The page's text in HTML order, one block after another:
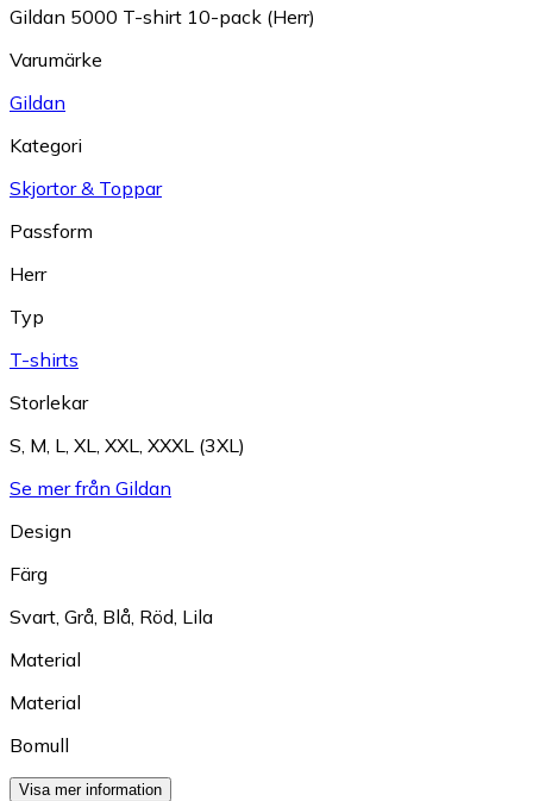
Gildan 5000 T-shirt 10-pack (Herr)
Varumärke
Gildan
Kategori
Skjortor & Toppar
Passform
Herr
Typ
T-shirts
Storlekar
S, M, L, XL, XXL, XXXL (3XL)
Se mer från Gildan
Design
Färg
Svart, Grå, Blå, Röd, Lila
Material
Material
Bomull
Visa mer information